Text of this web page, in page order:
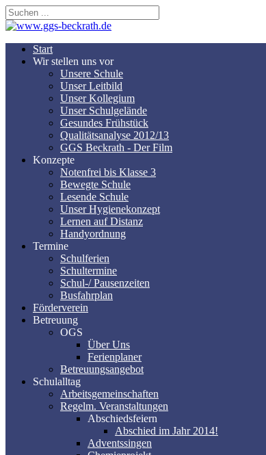
Start
Wir stellen uns vor
Unsere Schule
Unser Leitbild
Unser Kollegium
Unser Schulgelände
Gesundes Frühstück
Qualitätsanalyse 2012/13
GGS Beckrath - Der Film
Konzepte
Notenfrei bis Klasse 3
Bewegte Schule
Lesende Schule
Unser Hygienekonzept
Lernen auf Distanz
Handyordnung
Termine
Schulferien
Schultermine
Schul-/ Pausenzeiten
Busfahrplan
Förderverein
Betreuung
OGS
Über Uns
Ferienplaner
Betreuungsangebot
Schulalltag
Arbeitsgemeinschaften
Regelm. Veranstaltungen
Abschiedsfeiern
Abschied im Jahr 2014!
Adventssingen